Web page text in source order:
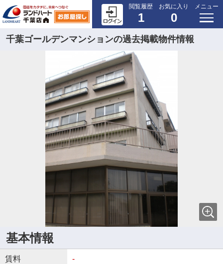
閲覧履歴
1
お気に入り
0
メニュー
千葉ゴールデンマンションの過去掲載物件情報
基本情報
賃料 -